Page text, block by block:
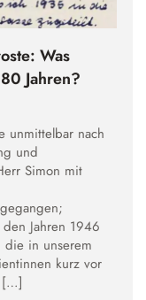
Was
Jahren?
unmittelbar nach
und
Simon mit
Jahren 1946
die in unserem
kurz vor
[…]